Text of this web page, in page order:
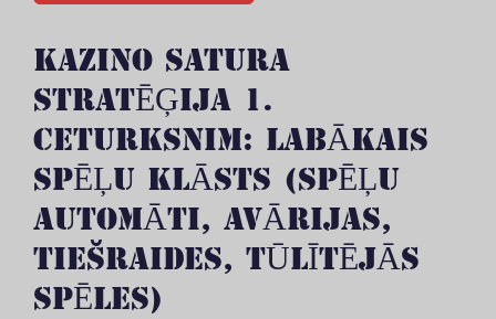
KAZINO SATURA
STRATĒĢIJA 1.
CETURKSNIM: LABĀKAIS
SPĒĻU KLĀSTS (SPĒĻU
AUTOMĀTI, AVĀRIJAS,
TIEŠRAIDES, TŪLĪTĒJĀS
SPĒLES)